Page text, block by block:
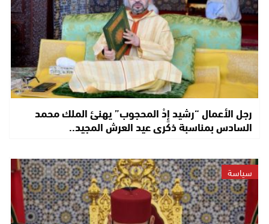
رجل الأعمال “رشيد إِدْ المحجوب” يهنئ الملك محمد
السادس بمناسبة ذكرى عيد العرش المجيد..
سياسة